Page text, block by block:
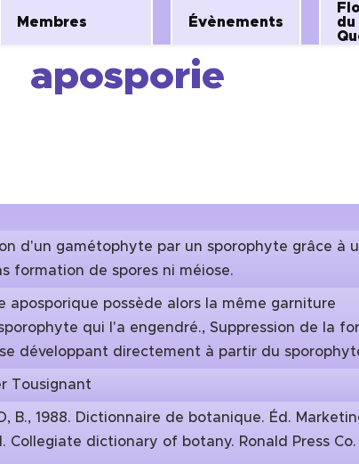
Membres Évènements
du
aposporie
d'un gamétophyte par un sporophyte grâce à
formation de spores ni méiose.
aposporique possède alors la même garniture
qui l'a engendré., Suppression de la
développant directement à partir du
Tousignant
B., 1988. Dictionnaire de botanique. Éd.
Collegiate dictionary of botany. Ronald Press